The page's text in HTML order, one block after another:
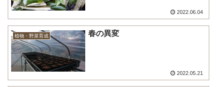
2022.06.04
植物・野菜育成 春の異変
2022.05.21